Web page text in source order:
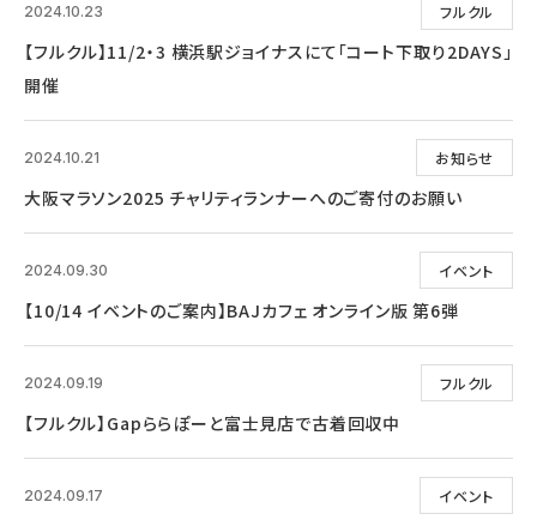
フルクル
2024.10.23
【フルクル】11/2・3 横浜駅ジョイナスにて「コート下取り2DAYS」
開催
お知らせ
2024.10.21
大阪マラソン2025 チャリティランナーへのご寄付のお願い
イベント
2024.09.30
【10/14 イベントのご案内】BAJカフェ オンライン版 第6弾
フルクル
2024.09.19
【フルクル】Gapららぽーと富士見店で古着回収中
イベント
2024.09.17